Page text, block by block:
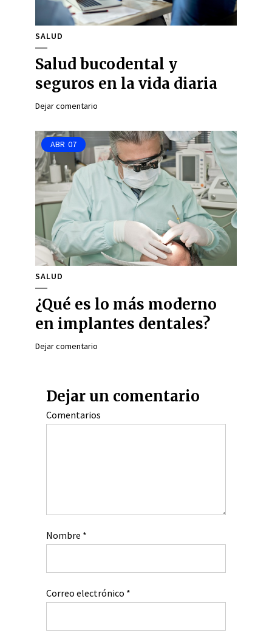
SALUD
Salud bucodental y
seguros en la vida diaria
Dejar comentario
ABR 07
SALUD
¿Qué es lo más moderno
en implantes dentales?
Dejar comentario
Dejar un comentario
Comentarios
Nombre *
Correo electrónico *